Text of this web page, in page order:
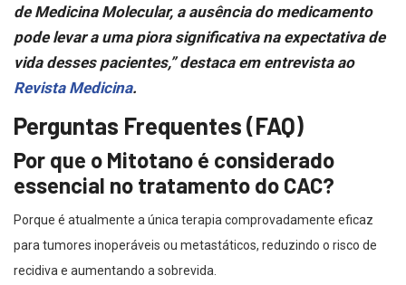
de Medicina Molecular, a ausência do medicamento
pode levar a uma piora significativa na expectativa de
vida desses pacientes,” destaca em entrevista ao
Revista Medicina.
Perguntas Frequentes (FAQ)
Por que o Mitotano é considerado
essencial no tratamento do CAC?
Porque é atualmente a única terapia comprovadamente eficaz
para tumores inoperáveis ou metastáticos, reduzindo o risco de
recidiva e aumentando a sobrevida.